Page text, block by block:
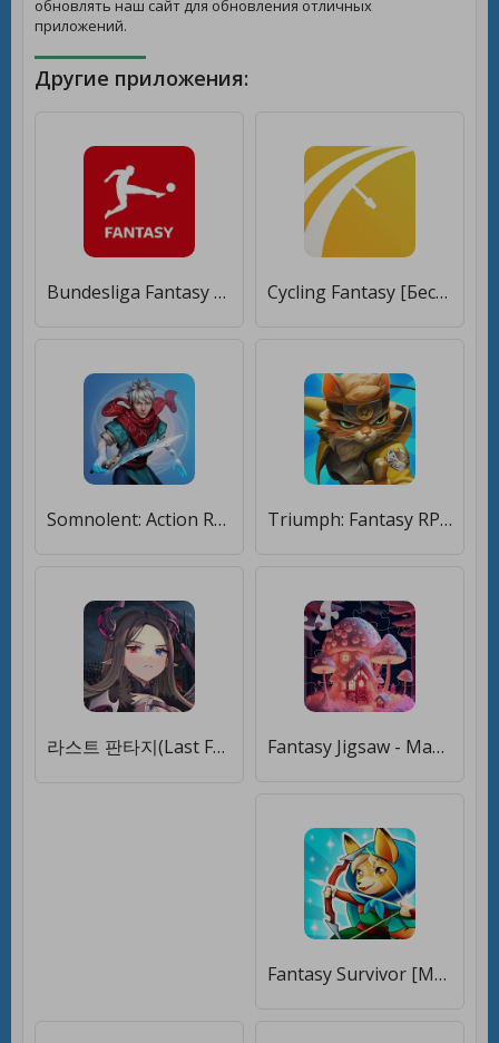
обновлять наш сайт для обновления отличных
приложений.
Другие приложения:
Bundesliga Fantasy Manager [Мод меню] Cycling Fantasy [Бесплатные покупки]
Somnolent: Action RPG Fantasy [Много монет] Triumph: Fantasy RPG [Мод меню]
라스트 판타지(Last Fantasy) [Мод меню] Fantasy Jigsaw - Magic Puzzle [Много монет]
Fantasy Survivor [Много монет]